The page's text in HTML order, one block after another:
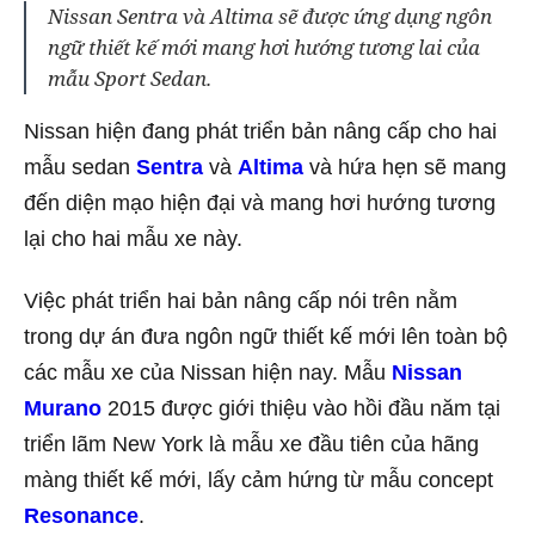
Nissan Sentra và Altima sẽ được ứng dụng ngôn
ngữ thiết kế mới mang hơi hướng tương lai của
mẫu Sport Sedan.
Nissan hiện đang phát triển bản nâng cấp cho hai
mẫu sedan Sentra và Altima và hứa hẹn sẽ mang
đến diện mạo hiện đại và mang hơi hướng tương
lại cho hai mẫu xe này.
Việc phát triển hai bản nâng cấp nói trên nằm
trong dự án đưa ngôn ngữ thiết kế mới lên toàn bộ
các mẫu xe của Nissan hiện nay. Mẫu Nissan
Murano 2015 được giới thiệu vào hồi đầu năm tại
triển lãm New York là mẫu xe đầu tiên của hãng
màng thiết kế mới, lấy cảm hứng từ mẫu concept
Resonance.